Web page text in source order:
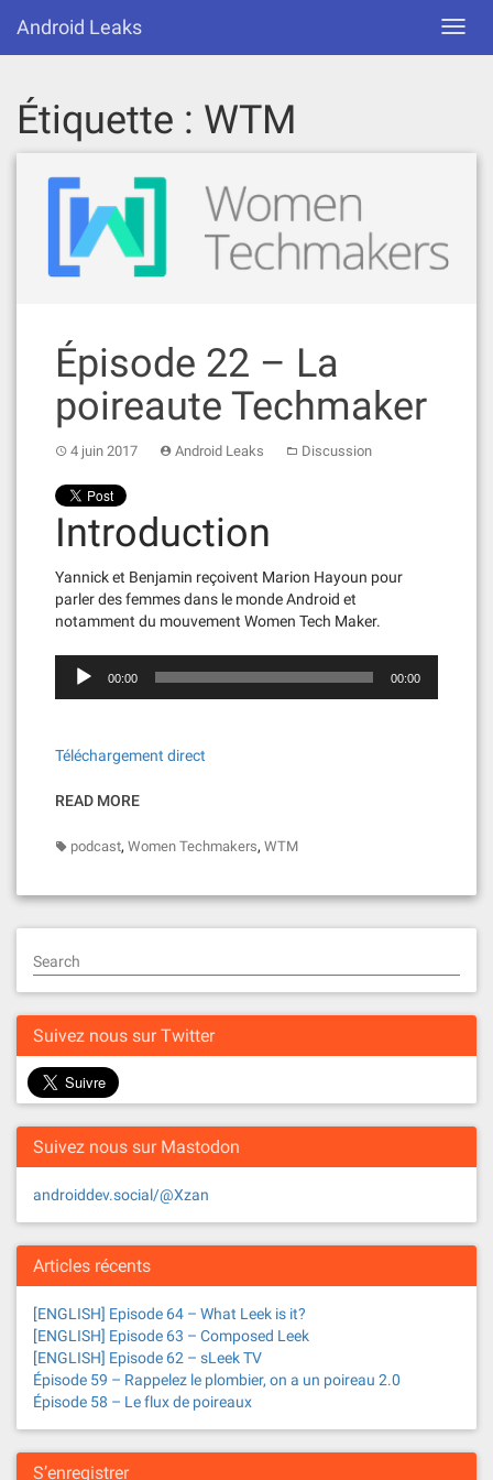
content
Android Leaks
Étiquette : WTM
Épisode 22 – La
poireaute Techmaker
4 juin 2017 Android Leaks Discussion
Introduction
Yannick et Benjamin reçoivent Marion Hayoun pour
parler des femmes dans le monde Android et
notamment du mouvement Women Tech Maker.
e
r
u
o
00:00 00:00
Téléchargement direct
READ MORE
podcast, Women Techmakers, WTM
Search
Suivez nous sur Twitter
Suivez nous sur Mastodon
androiddev.social/@Xzan
Articles récents
[ENGLISH] Episode 64 – What Leek is it?
[ENGLISH] Episode 63 – Composed Leek
[ENGLISH] Episode 62 – sLeek TV
Épisode 59 – Rappelez le plombier, on a un poireau 2.0
Épisode 58 – Le flux de poireaux
S’enregistrer